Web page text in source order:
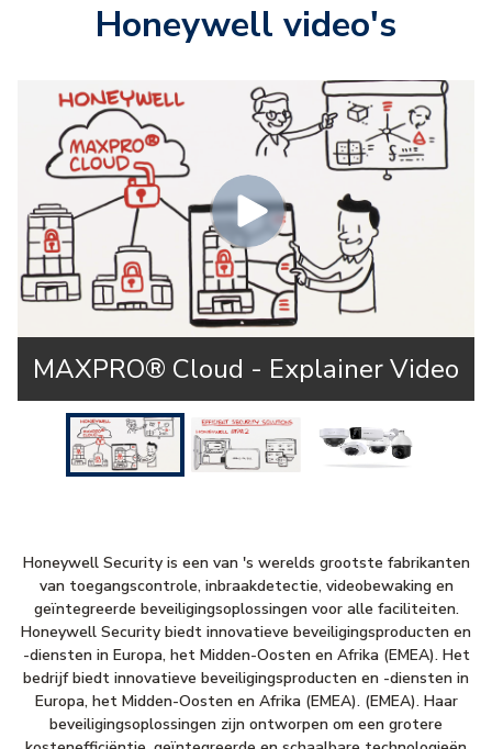
Honeywell video's
MAXPRO® Cloud - Explainer Video
Honeywell Security is een van 's werelds grootste fabrikanten
van toegangscontrole, inbraakdetectie, videobewaking en
geïntegreerde beveiligingsoplossingen voor alle faciliteiten.
Honeywell Security biedt innovatieve beveiligingsproducten en
-diensten in Europa, het Midden-Oosten en Afrika (EMEA). Het
bedrijf biedt innovatieve beveiligingsproducten en -diensten in
Europa, het Midden-Oosten en Afrika (EMEA). (EMEA). Haar
beveiligingsoplossingen zijn ontworpen om een grotere